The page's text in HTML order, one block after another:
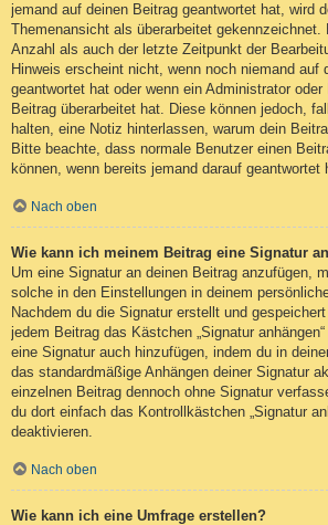
jemand auf deinen Beitrag geantwortet hat, wird
Themenansicht als überarbeitet gekennzeichnet.
Anzahl als auch der letzte Zeitpunkt der
Hinweis erscheint nicht, wenn noch niemand auf
geantwortet hat oder wenn ein Administrator oder
Beitrag überarbeitet hat. Diese können jedoch,
halten, eine Notiz hinterlassen, warum dein
Bitte beachte, dass normale Benutzer einen
können, wenn bereits jemand darauf geantwortet
Nach oben
Wie kann ich meinem Beitrag eine Signatur
Um eine Signatur an deinen Beitrag anzufügen,
solche in den Einstellungen in deinem
Nachdem du die Signatur erstellt und
jedem Beitrag das Kästchen „Signatur
eine Signatur auch hinzufügen, indem du in
das standardmäßige Anhängen deiner Signatur
einzelnen Beitrag dennoch ohne Signatur
du dort einfach das Kontrollkästchen „Signatur
deaktivieren.
Nach oben
Wie kann ich eine Umfrage erstellen?